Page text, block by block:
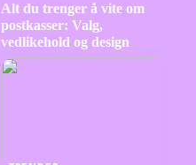
Alt du trenger å vite om
postkasser: Valg,
vedlikehold og design